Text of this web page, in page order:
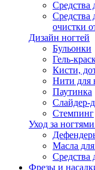
Средства
Средства
очистки
Дизайн ногтей
Бульонки
Гель-
Кисти,
Нити для
Паутинка
Слайдер-
Стемпинг
Уход за
Масла
Средства
Фрезы и